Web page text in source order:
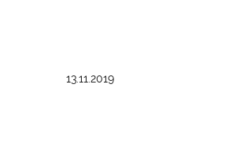
13.11.2019